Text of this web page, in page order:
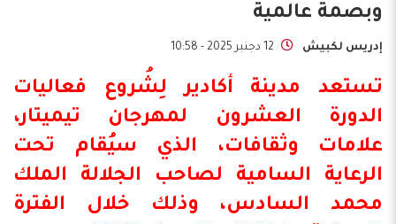
وبصمة عالمية
إدريس لكبيش 12 دجنبر 2025 - 10:58
تستعد مدينة أكادير لِشُروع فعاليات
الدورة العشرون لمهرجان تيميتار،
علامات وثقافات، الذي سيُقام تحت
الرعاية السامية لصاحب الجلالة الملك
محمد السادس، وذلك خلال الفترة